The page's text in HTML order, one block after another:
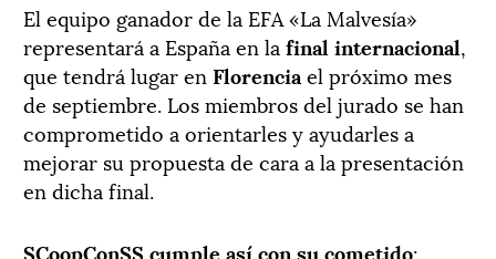
El equipo ganador de la EFA «La Malvesía»
representará a España en la final internacional,
que tendrá lugar en Florencia el próximo mes
de septiembre. Los miembros del jurado se han
comprometido a orientarles y ayudarles a
mejorar su propuesta de cara a la presentación
en dicha final.
SCoopConSS cumple así con su cometido: